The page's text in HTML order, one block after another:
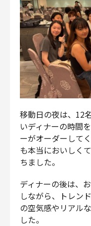
移動日の夜は、12
いディナーの時間
ーがオーダーして
も本当においしく
ちました。
ディナーの後は、
しながら、トレン
の空気感やリアル
した。